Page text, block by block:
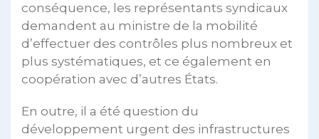
conséquence, les représentants syndicaux
demandent au ministre de la mobilité
d’effectuer des contrôles plus nombreux et
plus systématiques, et ce également en
coopération avec d’autres États.
En outre, il a été question du
développement urgent des infrastructures